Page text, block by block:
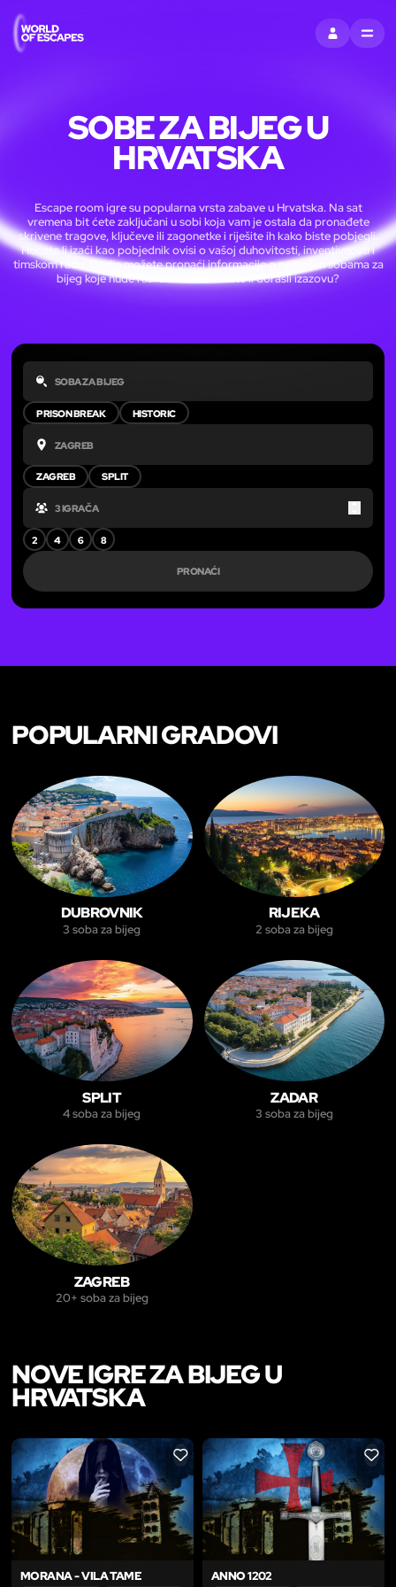
PRIJAVITI SE
MENU
SOBE ZA BIJEG U
HRVATSKA
Escape room igre su popularna vrsta zabave u Hrvatska. Na sat
vremena bit ćete zaključani u sobi koja vam je ostala da pronađete
skrivene tragove, ključeve ili zagonetke i riješite ih kako biste pobjegli.
Hoćete li izaći kao pobjednik ovisi o vašoj duhovitosti, inventivnosti i
timskom radu. Ovdje možete pronaći informacije o najboljim sobama za
bijeg koje nude različite tvrtke. Jeste li dorasli izazovu?
PRISON BREAK HISTORIC
ZAGREB SPLIT
Down
2 4 6 8
PRONAĆI
POPULARNI GRADOVI
DUBROVNIK
3 soba za bijeg
RIJEKA
2 soba za bijeg
SPLIT
4 soba za bijeg
ZADAR
3 soba za bijeg
ZAGREB
20+ soba za bijeg
NOVE IGRE ZA BIJEG U
HRVATSKA
LIKE
MORANA - VILA TAME
LIKE
ANNO 1202